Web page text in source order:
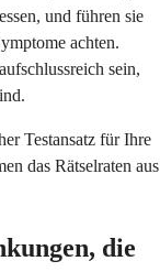
und führen sie
achten.
sein,
Testansatz für Ihre
das Rätselraten aus
die